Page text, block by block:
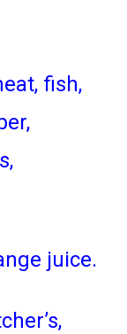
fish,
juice.